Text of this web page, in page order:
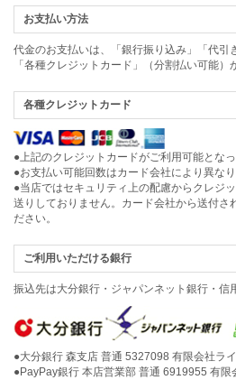
お支払い方法
代金のお支払いは、「銀行振り込み」「代引
「各種クレジットカード」（分割払い可能）
各種クレジットカード
●上記のクレジットカードがご利用可能となっ
●お支払い可能回数はカード会社により異なり
●当店ではセキュリティ上の配慮からクレジ
送りしておりません。カード会社から送付さ
ださい。
ご利用いただける銀行
振込先は大分銀行・ジャパンネット銀行・信
●大分銀行 森支店 普通 5327098 有限会社ラ
●PayPay銀行 本店営業部 普通 6919955 有限